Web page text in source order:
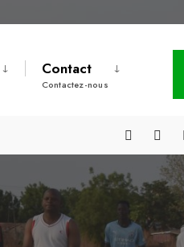
Contact
Contactez-nous